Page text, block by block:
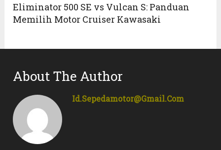
Eliminator 500 SE vs Vulcan S: Panduan
Memilih Motor Cruiser Kawasaki
About The Author
Id.sepedamotor@gmail.com